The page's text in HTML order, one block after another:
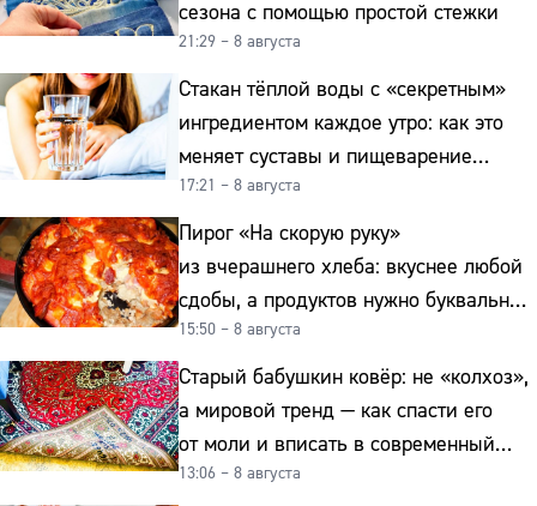
сезона с помощью простой стежки
21:29 – 8 августа
Стакан тёплой воды с «секретным»
ингредиентом каждое утро: как это
меняет суставы и пищеварение
после 50
17:21 – 8 августа
Пирог «На скорую руку»
из вчерашнего хлеба: вкуснее любой
сдобы, а продуктов нужно буквально
копейки
15:50 – 8 августа
Старый бабушкин ковёр: не «колхоз»,
а мировой тренд — как спасти его
от моли и вписать в современный
интерьер
13:06 – 8 августа